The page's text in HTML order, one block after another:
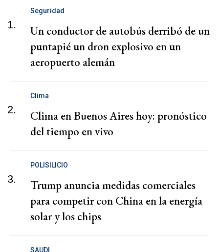
1.
Seguridad
Un conductor de autobús derribó de un
puntapié un dron explosivo en un
aeropuerto alemán
2.
Clima
Clima en Buenos Aires hoy: pronóstico
del tiempo en vivo
3.
POLISILICIO
Trump anuncia medidas comerciales
para competir con China en la energía
solar y los chips
SAUDI